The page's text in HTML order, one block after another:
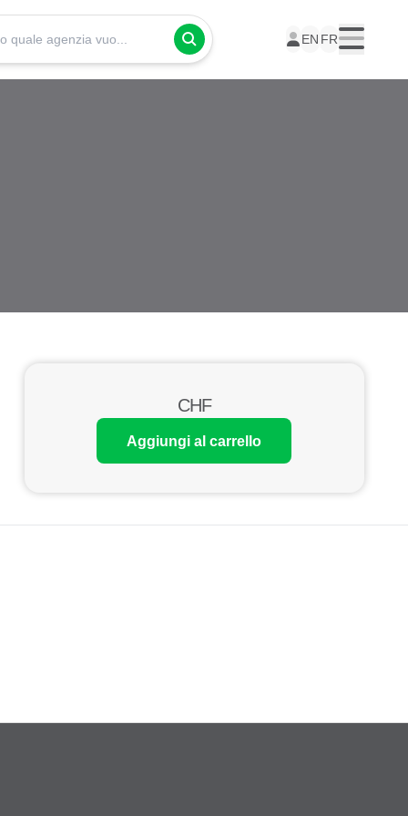
Presso quale agenzia vuoi seguire i tuoi corsi? EN FR
CHF
Aggiungi al carrello